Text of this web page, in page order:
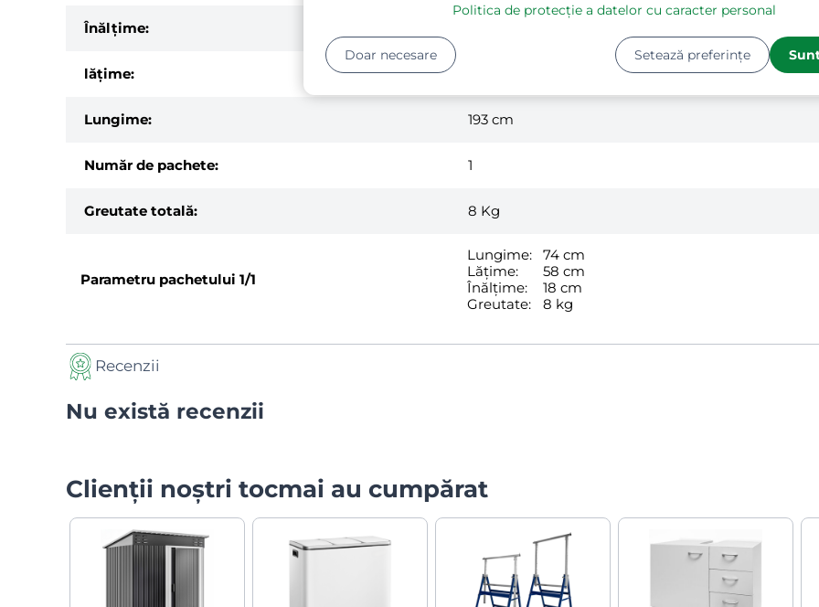
Înălțime:
lăţime:
Lungime: 193 cm
Număr de pachete: 1
Greutate totală: 8 Kg
Parametru pachetului 1/1
Lungime:
74 cm
Lățime:
58 cm
Înălțime:
18 cm
Greutate:
8 kg
Recenzii
Nu există recenzii
Clienții noștri tocmai au cumpărat
Politica de protecție a datelor cu caracter personal
Setează preferințe
Doar necesare